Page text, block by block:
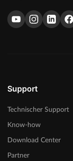
Support
Technischer Support
Know-how
Download Center
Partner